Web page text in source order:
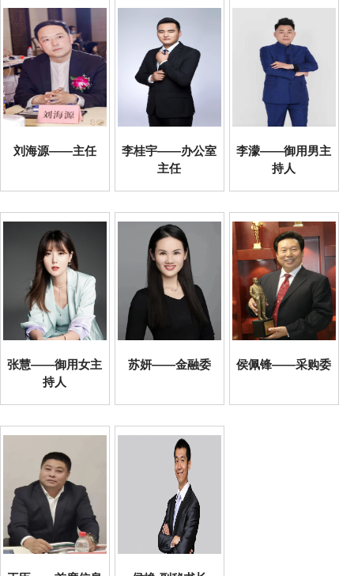
刘海源——主任
李桂宇——办公室
主任
李濛——御用男主
持人
张慧——御用女主
持人
苏妍——金融委 侯佩锋——采购委